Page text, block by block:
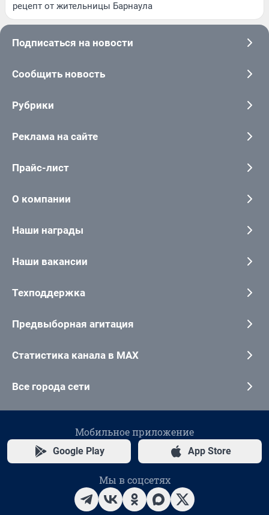
рецепт от жительницы Барнаула
Подписаться на новости
Сообщить новость
Рубрики
Реклама на сайте
Прайс-лист
О компании
Наши награды
Наши вакансии
Техподдержка
Предвыборная агитация
Статистика канала в MAX
Все города сети
Мобильное приложение
Google Play App Store
Мы в соцсетях